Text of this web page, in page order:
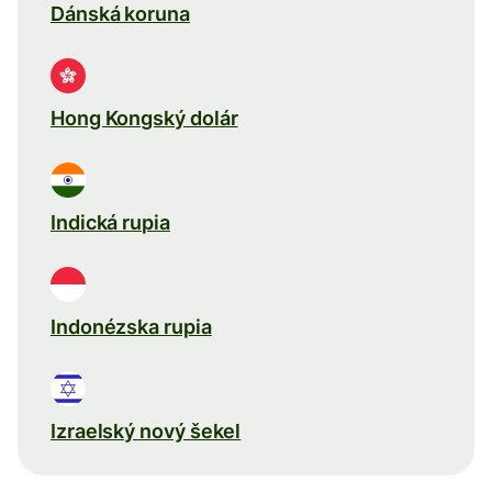
Dánská koruna
Hong Kongský dolár
Indická rupia
Indonézska rupia
Izraelský nový šekel